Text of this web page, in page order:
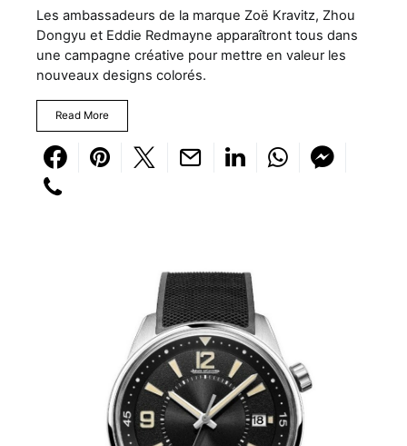
Les ambassadeurs de la marque Zoë Kravitz, Zhou
Dongyu et Eddie Redmayne apparaîtront tous dans
une campagne créative pour mettre en valeur les
nouveaux designs colorés.
Read More